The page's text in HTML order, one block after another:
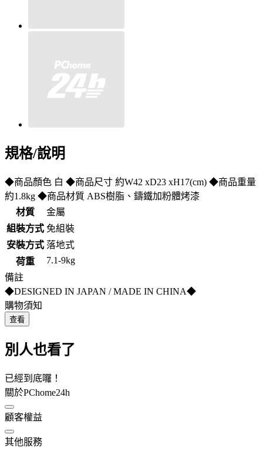
規格/說明
◆商品顏色 白 ◆商品尺寸 約W42 xD23 xH17(cm) ◆商品重量
約1.8kg ◆商品材質 ABS樹脂、鑄鐵加粉體烤漆
材質
金屬
組裝方式 免組裝
安裝方式 落地式
荷重
7.1-9kg
備註
◆DESIGNED IN JAPAN / MADE IN CHINA◆
購物須知
查看
別人也看了
已經到底囉！
關於PChome24h
顧客權益
其他服務